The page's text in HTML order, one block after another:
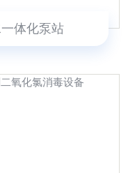
体化泵站